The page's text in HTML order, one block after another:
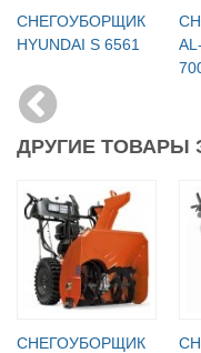
СНЕГОУБОРЩИК
HYUNDAI S 6561
ДРУГИЕ ТОВАРЫ
СНЕГОУБОРЩИК